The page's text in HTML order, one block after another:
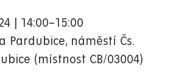
| 14:00–15:00
Pardubice, náměstí Čs.
(místnost CB/03004)